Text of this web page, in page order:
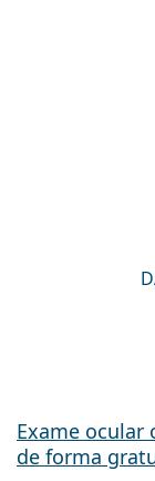
Exame ocular
de forma